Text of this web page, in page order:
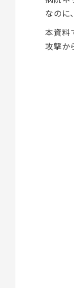
なのに
本資料
攻撃か